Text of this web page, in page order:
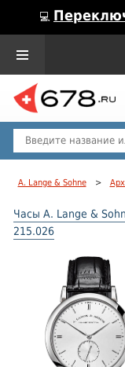
💻
A. Lange & Sohne >
Часы A. Lange &
215.026